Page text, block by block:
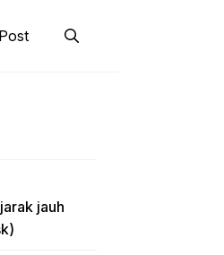
jauh